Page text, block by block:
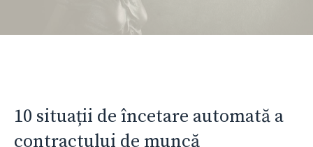
10 situații de încetare automată a
contractului de muncă